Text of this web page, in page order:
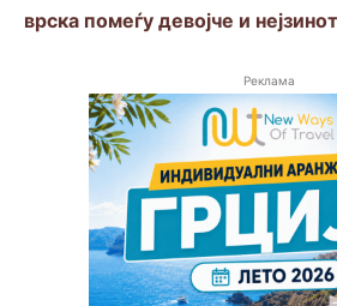
врска помеѓу девојче и
Реклама